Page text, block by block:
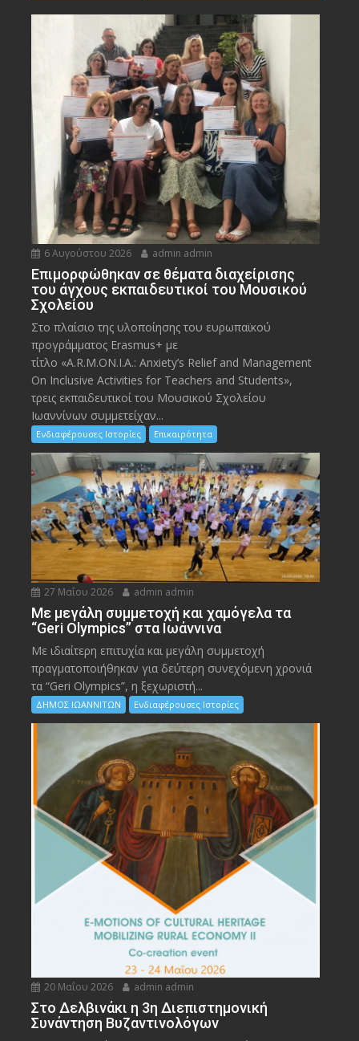
6 Αυγούστου 2026 admin admin
Eπιμορφώθηκαν σε θέματα διαχείρισης
του άγχους εκπαιδευτικοί του Μουσικού
Σχολείου
Στο πλαίσιο της υλοποίησης του ευρωπαϊκού
προγράμματος Erasmus+ με
τίτλο «A.R.M.ON.I.A.: Anxiety’s Relief and Management
On Inclusive Activities for Teachers and Students»,
τρεις εκπαιδευτικοί του Μουσικού Σχολείου
Ιωαννίνων συμμετείχαν...
Ενδιαφέρουσες Ιστορίες Επικαιρότητα
27 Μαΐου 2026 admin admin
Με μεγάλη συμμετοχή και χαμόγελα τα
“Geri Olympics” στα Ιωάννινα
Με ιδιαίτερη επιτυχία και μεγάλη συμμετοχή
πραγματοποιήθηκαν για δεύτερη συνεχόμενη χρονιά
τα “Geri Olympics”, η ξεχωριστή...
ΔΗΜΟΣ ΙΩΑΝΝΙΤΩΝ Ενδιαφέρουσες Ιστορίες
20 Μαΐου 2026 admin admin
Στο Δελβινάκι η 3η Διεπιστημονική
Συνάντηση Βυζαντινολόγων